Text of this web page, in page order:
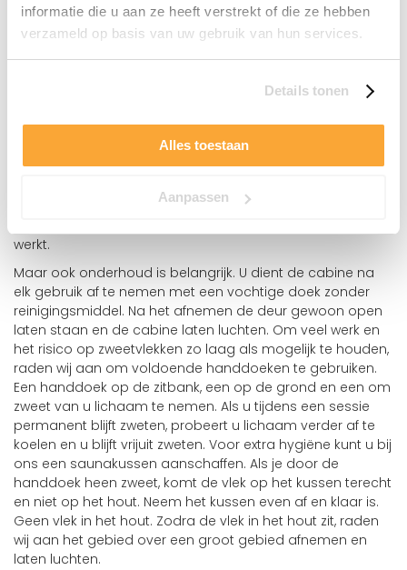
informatie die u aan ze heeft verstrekt of die ze hebben
verzameld op basis van uw gebruik van hun services.
Details tonen
Alles toestaan
Aanpassen
Bij de meeste modellen kunt u kiezen uit twee
verschillende houtsoorten: hemlock of canadese red
droogovens. Door dit proces wordt vochte uit het hout
gaat "werken". Een ander groot voordeel van deze twee
houtsoorten is dat ze bijna knoest- en splintervrij zijn. Dit
maakt deze houtsoorten extreem duurzaam en een
aankoop voor het leven. De Canadese Red Cedar heeft
nog een bijzondere eigenschap. Deze houtsoort heeft een
werkt.
Maar ook onderhoud is belangrijk. U dient de cabine na
elk gebruik af te nemen met een vochtige doek zonder
reinigingsmiddel. Na het afnemen de deur gewoon open
laten staan ​​en de cabine laten luchten. Om veel werk en
het risico op zweetvlekken zo laag als mogelijk te houden,
raden wij aan om voldoende handdoeken te gebruiken.
Een handdoek op de zitbank, een op de grond en een om
zweet van u lichaam te nemen. Als u tijdens een sessie
permanent blijft zweten, probeert u lichaam verder af te
koelen en u blijft vrijuit zweten. Voor extra hygiëne kunt u bij
ons een saunakussen aanschaffen. Als je door de
handdoek heen zweet, komt de vlek op het kussen terecht
en niet op het hout. Neem het kussen even af ​​en klaar is.
Geen vlek in het hout. Zodra de vlek in het hout zit, raden
wij aan het gebied over een groot gebied afnemen en
laten luchten.